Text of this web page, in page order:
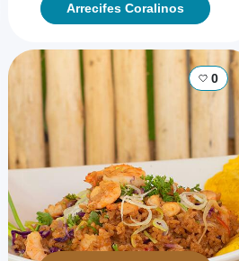
Arrecifes Coralinos
0